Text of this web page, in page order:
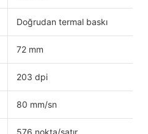
Doğrudan termal baskı
72 mm
203 dpi
80 mm/sn
576 nokta/satır